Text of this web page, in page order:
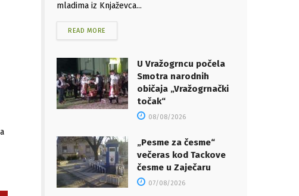
mladima iz Knjaževca...
READ MORE
U Vražogrncu počela
Smotra narodnih
običaja „Vražogrnački
točak“
08/08/2026
„Pesme za česme“
večeras kod Tackove
česme u Zaječaru
07/08/2026